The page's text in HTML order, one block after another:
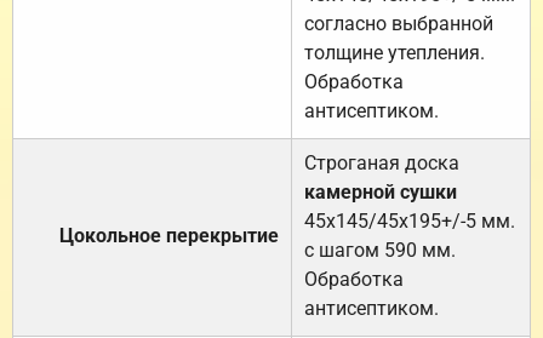
согласно выбранной
толщине утепления.
Обработка
антисептиком.
Цокольное перекрытие
Строганая доска
камерной сушки
45х145/45х195+/-5 мм.
с шагом 590 мм.
Обработка
антисептиком.